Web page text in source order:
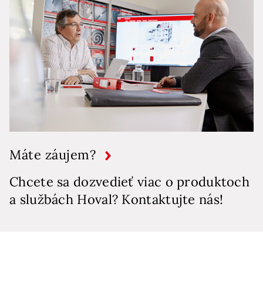
Máte záujem?
Chcete sa dozvedieť viac o produktoch
a službách Hoval? Kontaktujte nás!